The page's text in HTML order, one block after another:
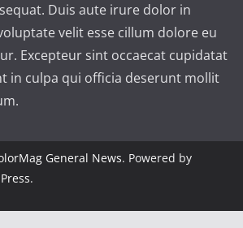
Duis aute irure dolor in
velit esse cillum dolore eu
Excepteur sint occaecat cupidatat
in culpa qui officia deserunt mollit
General News. Powered by
.